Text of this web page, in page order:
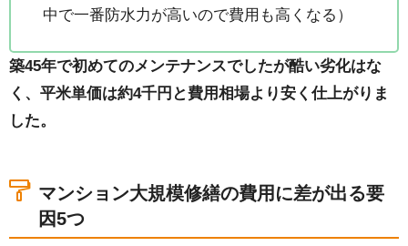
中で一番防水力が高いので費用も高くなる）
築45年で初めてのメンテナンスでしたが酷い劣化はな
く、平米単価は約4千円と費用相場より安く仕上がりま
した。
マンション大規模修繕の費用に差が出る要
因5つ